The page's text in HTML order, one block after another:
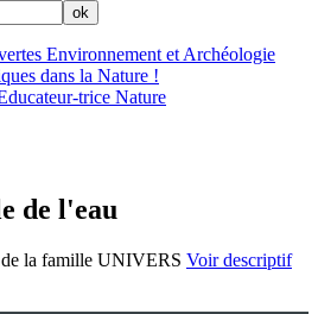
Environnement et Archéologie
dans la Nature !
trice Nature
de l'eau
de la famille UNIVERS Voir descriptif